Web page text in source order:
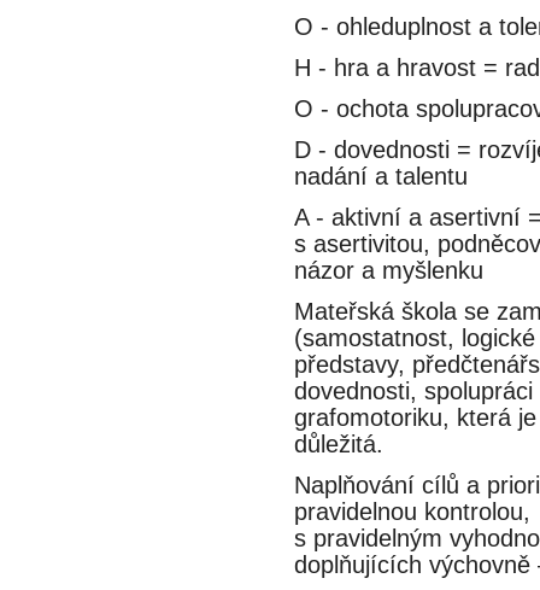
O - ohleduplnost a
H - hra a hravost =
O - ochota
D - dovednosti =
nadání a talentu
A - aktivní a asertivní
s asertivitou,
názor a myšlenku
Mateřská škola se
(samostatnost,
představy,
dovednosti,
grafomotoriku, která
důležitá.
Naplňování cílů a
pravidelnou kontrolou,
s pravidelným
doplňujících